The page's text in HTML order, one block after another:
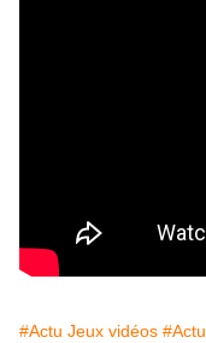
#Actu Jeux vidéos